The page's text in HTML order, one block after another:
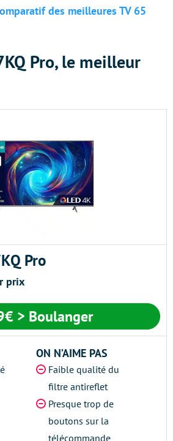
des meilleures TV 65
Pro, le meilleur
Pro
prix
> Boulanger
ON N’AIME PAS
Faible qualité du
filtre antireflet
Presque trop de
boutons sur la
télécommande